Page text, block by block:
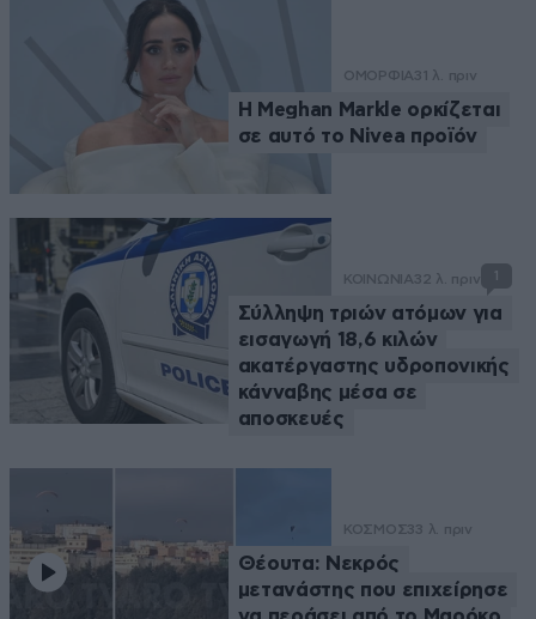
ΟΜΟΡΦΙΑ31 λ. πριν
Η Meghan Markle ορκίζεται
σε αυτό το Nivea προϊόν
ΚΟΙΝΩΝΙΑ32 λ. πριν 1
Σύλληψη τριών ατόμων για
εισαγωγή 18,6 κιλών
ακατέργαστης υδροπονικής
κάνναβης μέσα σε
αποσκευές
ΚΟΣΜΟΣ33 λ. πριν
Θέουτα: Νεκρός
μετανάστης που επιχείρησε